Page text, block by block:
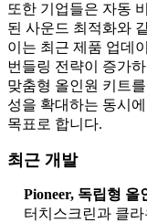
또한 기업들은 자동
된 사운드 최적화와
이는 최근 제품 업데
번들링 전략이 증가
맞춤형 올인원 키트
성을 확대하는 동시
목표로 합니다.
최근 개발
Pioneer, 독립형 올
터치스크린과 클